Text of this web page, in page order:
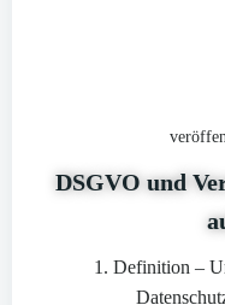
DSGVO und
1. Definition –